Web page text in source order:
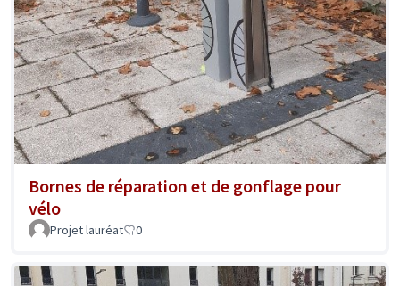
Bornes de réparation et de gonflage pour
vélo
Projet lauréat 0